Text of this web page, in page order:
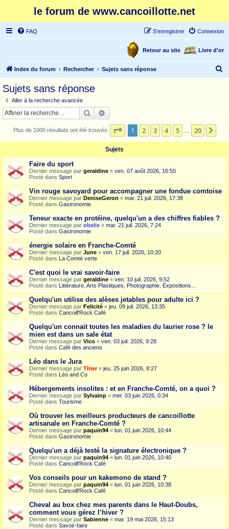
le forum de www.cancoillotte.net
FAQ Connexion
S’enregistrer
Livre d'or
Retour au site
Index du forum Rechercher Sujets sans réponse
c
Sujets sans réponse
Aller à la recherche avancée
Rechercher
Plus de 1000 résultats ont été trouvés Page 1sur20
1 2 3 4 5 20
Sujets
Faire du sport
Dernier message par geraldine « ven. 07 août 2026, 16:50
Posté dans Sport
Vin rouge savoyard pour accompagner une fondue comtoise
Dernier message par DeniseGeron « mar. 21 juil. 2026, 17:38
Posté dans Gastronomie
Teneur exacte en protéine, quelqu'un a des chiffres fiables ?
Dernier message par obelix « mar. 21 juil. 2026, 7:24
Posté dans Gastronomie
énergie solaire en Franche-Comté
Dernier message par June « ven. 17 juil. 2026, 10:20
Posté dans La Comté verte
C'est quoi le vrai savoir-faire
Dernier message par geraldine « ven. 10 juil. 2026, 9:52
Posté dans Littérature, Arts Plastiques, Photographie, Expositions...
Quelqu'un utilise des alèses jetables pour adulte ici ?
Dernier message par Felicité « jeu. 09 juil. 2026, 13:35
Posté dans Cancoill'Rock Café
Quelqu'un connait toutes les maladies du laurier rose ? le
mien est dans un sale état
Dernier message par Vico « ven. 03 juil. 2026, 9:28
Posté dans Café des anciens
Léo dans le Jura
Dernier message par Thier« jeu. 25 juin 2026, 8:27
Posté dans Léo and Co
Hébergements insolites : et en Franche-Comté, on a quoi ?
Dernier message par Sylvainp « mer. 03 juin 2026, 0:34
Posté dans Tourisme
Où trouver les meilleurs producteurs de cancoillotte
artisanale en Franche-Comté ?
Dernier message par paquin94 « lun. 01 juin 2026, 10:44
Posté dans Gastronomie
Quelqu'un a déjà testé la signature électronique ?
Dernier message par paquin94 « lun. 01 juin 2026, 10:40
Posté dans Cancoill'Rock Café
Vos conseils pour un kakemono de stand ?
Dernier message par paquin94 « lun. 01 juin 2026, 10:38
Posté dans Cancoill'Rock Café
Cheval au box chez mes parents dans le Haut-Doubs,
comment vous gérez l’hiver ?
Dernier message par Sabienne « mar. 19 mai 2026, 15:13
Posté dans Savoir-faire